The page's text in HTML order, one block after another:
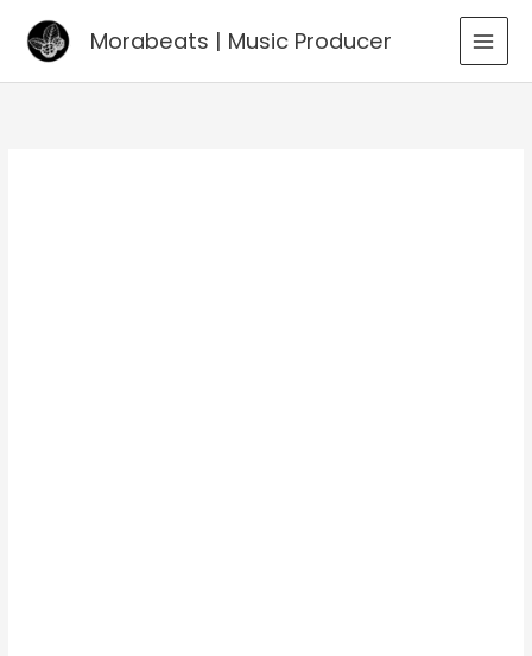
Morabeats | Music Producer